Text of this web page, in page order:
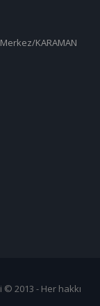
KARAMAN
© 2013 - Her hakkı